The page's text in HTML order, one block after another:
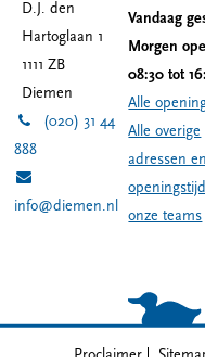
D.J. den
Hartoglaan 1
1111 ZB
Diemen
(020) 31 44
888
info@diemen.nl
Vandaag
Morgen
08:30 tot
Alle
Alle overige
adressen en
onze teams